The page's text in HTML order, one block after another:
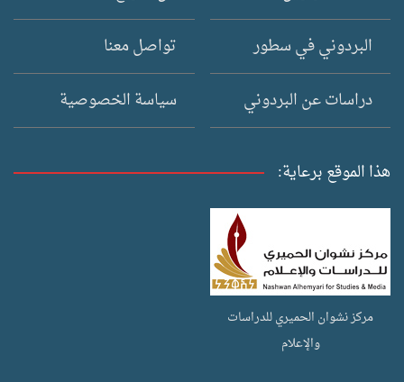
البردوني في سطور
دراسات عن البردوني
تواصل معنا
سياسة الخصوصية
هذا الموقع برعاية:
مركز نشوان الحميري للدراسات
والإعلام